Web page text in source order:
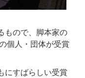
もので、脚本家の
個人・団体が受賞
にすばらしい受賞